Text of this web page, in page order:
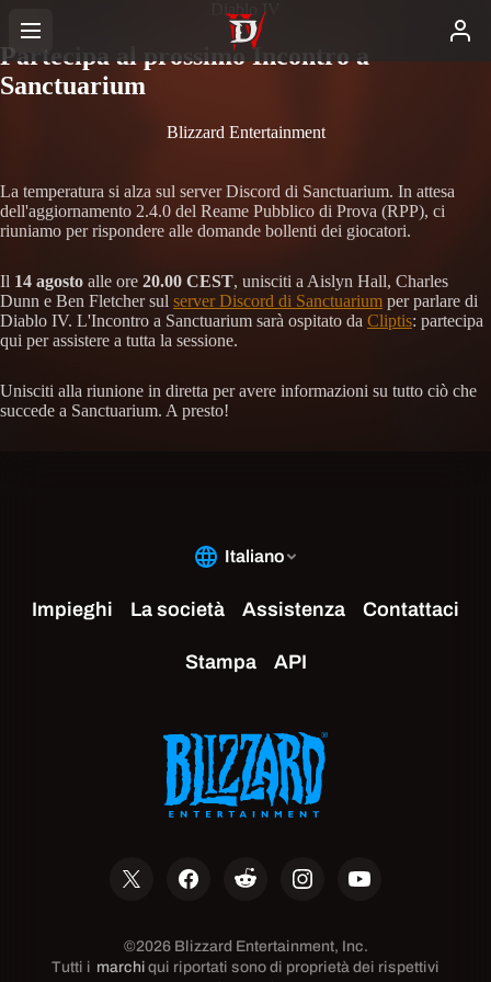
Diablo IV
Partecipa al prossimo Incontro a
Sanctuarium
Blizzard Entertainment
La temperatura si alza sul server Discord di Sanctuarium. In attesa
dell'aggiornamento 2.4.0 del Reame Pubblico di Prova (RPP), ci
riuniamo per rispondere alle domande bollenti dei giocatori.
Il 14 agosto alle ore 20.00 CEST, unisciti a Aislyn Hall, Charles
Dunn e Ben Fletcher sul server Discord di Sanctuarium per parlare di
Diablo IV. L'Incontro a Sanctuarium sarà ospitato da Cliptis: partecipa
qui per assistere a tutta la sessione.
Unisciti alla riunione in diretta per avere informazioni su tutto ciò che
succede a Sanctuarium. A presto!